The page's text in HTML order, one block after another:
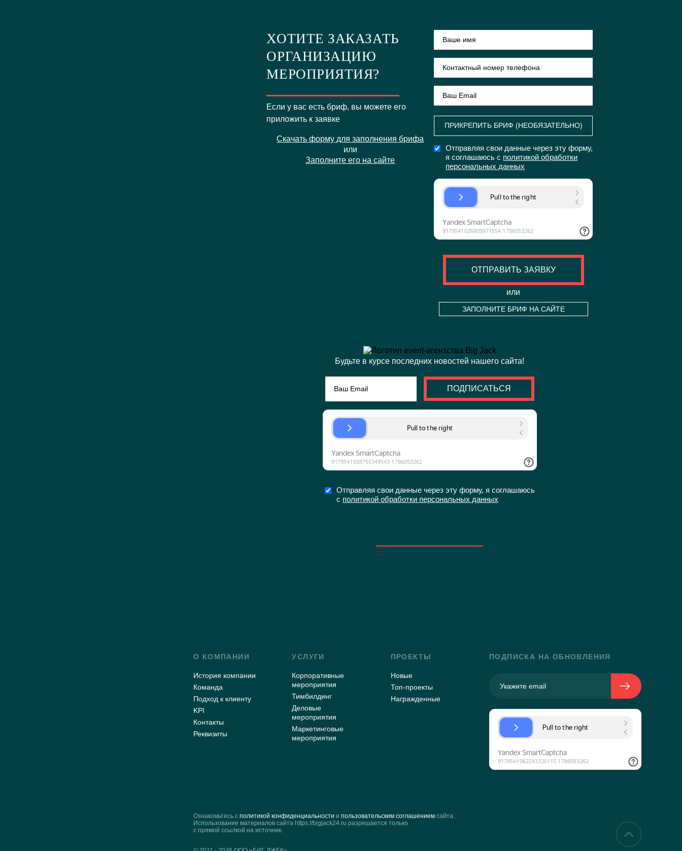
ХОТИТЕ ЗАКАЗАТЬ
ОРГАНИЗАЦИЮ
МЕРОПРИЯТИЯ?
Если у вас есть бриф, вы можете его
приложить к заявке
Скачать форму для заполнения брифа
или
Заполните его на сайте
ПРИКРЕПИТЬ БРИФ (НЕОБЯЗАТЕЛЬНО)
Отправляя свои данные через эту форму,
я соглашаюсь с политикой обработки
персональных данных
ОТПРАВИТЬ ЗАЯВКУ
или
ЗАПОЛНИТЕ БРИФ НА САЙТЕ
Будьте в курсе последних новостей нашего сайта!
ПОДПИСАТЬСЯ
Отправляя свои данные через эту форму, я соглашаюсь
с политикой обработки персональных данных
О КОМПАНИИ
История компании
Команда
Подход к клиенту
KPI
Контакты
Реквизиты
УСЛУГИ
Корпоративные
мероприятия
Тимбилдинг
Деловые
мероприятия
Маркетинговые
мероприятия
ПРОЕКТЫ
Новые
Топ-проекты
Награжденные
ПОДПИСКА НА ОБНОВЛЕНИЯ
Ознакомьтесь сполитикой конфиденциальности ипользовательским соглашением сайта.
Использование материалов сайта https://bigjack24.ru разрешается только
с прямой ссылкой на источник.